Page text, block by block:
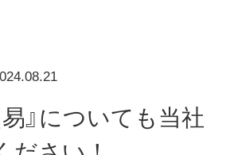
易』についても当社